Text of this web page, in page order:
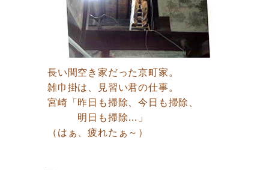
長い間空き家だった京町家。
雑巾掛は、見習い君の仕事。
宮崎「昨日も掃除、今日も掃除、
明日も掃除…」
（はぁ、疲れたぁ～）